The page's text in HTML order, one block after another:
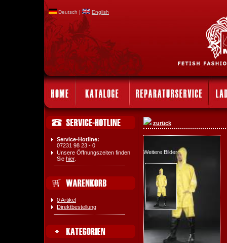
Deutsch | English
Service-Hotline:
07231 98 23 - 0
Unsere Öffnungszeiten finden
Sie hier.
0 Artikel
Direktbestellung
zurück
Weitere Bilder: